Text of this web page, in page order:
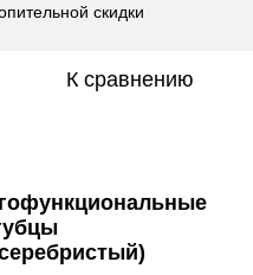
скидки
К сравнению